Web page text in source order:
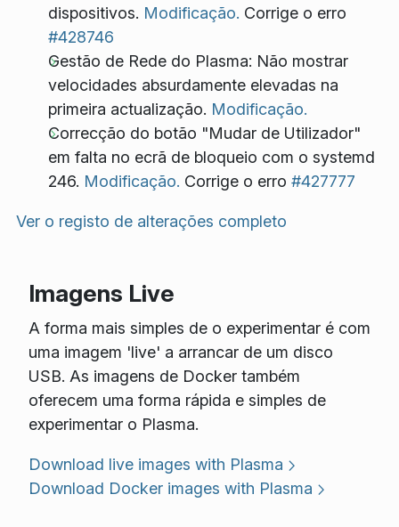
dispositivos. Modificação. Corrige o erro
#428746
Gestão de Rede do Plasma: Não mostrar
velocidades absurdamente elevadas na
primeira actualização. Modificação.
Correcção do botão "Mudar de Utilizador"
em falta no ecrã de bloqueio com o systemd
246. Modificação. Corrige o erro #427777
Ver o registo de alterações completo
Imagens Live
A forma mais simples de o experimentar é com
uma imagem 'live' a arrancar de um disco
USB. As imagens de Docker também
oferecem uma forma rápida e simples de
experimentar o Plasma.
Download live images with Plasma
Download Docker images with Plasma